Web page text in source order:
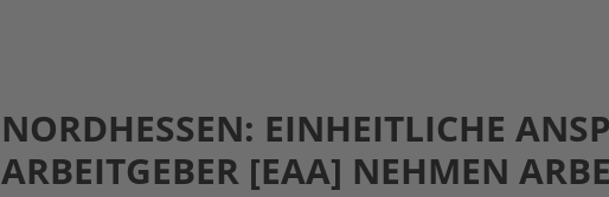
NORDHESSEN: EINHEITLICHE
ARBEITGEBER [EAA] NEHMEN